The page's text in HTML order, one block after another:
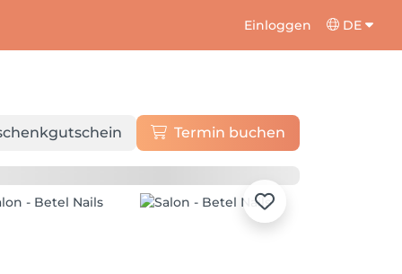
Einloggen DE
Termin buchen